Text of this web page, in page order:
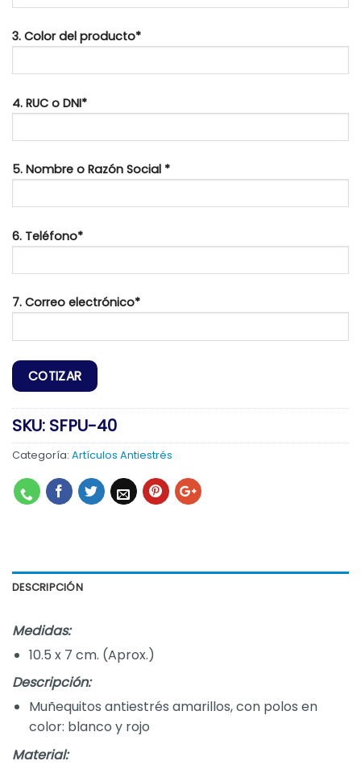
3. Color del producto*
4. RUC o DNI*
5. Nombre o Razón Social *
6. Teléfono*
7. Correo electrónico*
SKU: SFPU-40
Categoría: Artículos Antiestrés
DESCRIPCIÓN
Medidas:
10.5 x 7 cm. (Aprox.)
Descripción:
Muñequitos antiestrés amarillos, con polos en
color: blanco y rojo
Material: